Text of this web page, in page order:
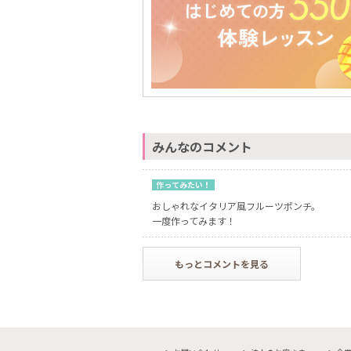
みんなのコメント
作ってみたい！
おしゃれなイタリア風フルーツポンチ。
一度作ってみます！
もっとコメントを見る